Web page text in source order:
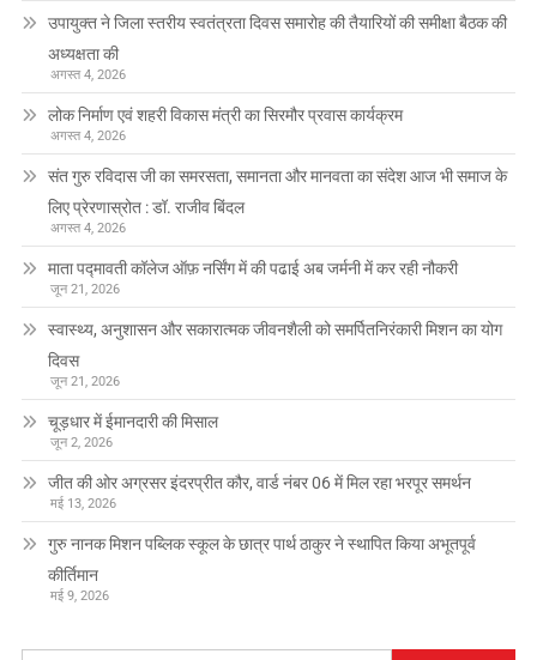
उपायुक्त ने जिला स्तरीय स्वतंत्रता दिवस समारोह की तैयारियों की समीक्षा बैठक की
अध्यक्षता की
अगस्त 4, 2026
लोक निर्माण एवं शहरी विकास मंत्री का सिरमौर प्रवास कार्यक्रम
अगस्त 4, 2026
संत गुरु रविदास जी का समरसता, समानता और मानवता का संदेश आज भी समाज के
लिए प्रेरणास्रोत : डॉ. राजीव बिंदल
अगस्त 4, 2026
माता पद्मावती कॉलेज ऑफ़ नर्सिंग में की पढाई अब जर्मनी में कर रही नौकरी
जून 21, 2026
स्वास्थ्य, अनुशासन और सकारात्मक जीवनशैली को समर्पितनिरंकारी मिशन का योग
दिवस
जून 21, 2026
चूड़धार में ईमानदारी की मिसाल
जून 2, 2026
जीत की ओर अग्रसर इंदरप्रीत कौर, वार्ड नंबर 06 में मिल रहा भरपूर समर्थन
मई 13, 2026
गुरु नानक मिशन पब्लिक स्कूल के छात्र पार्थ ठाकुर ने स्थापित किया अभूतपूर्व
कीर्तिमान
मई 9, 2026